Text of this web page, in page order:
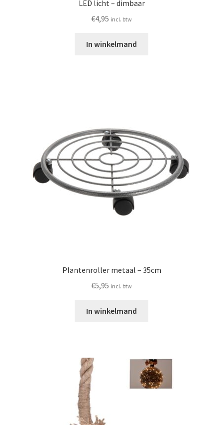
LED licht – dimbaar
€4,95 incl. btw
In winkelmand
Plantenroller metaal – 35cm
€5,95 incl. btw
In winkelmand